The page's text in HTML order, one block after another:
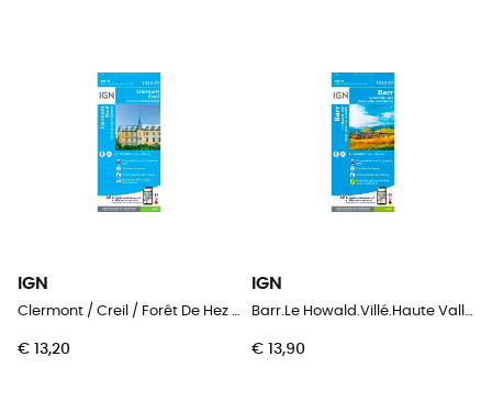
IGN
Clermont / Creil / Forêt De Hez / Froidmont
€ 13,20
IGN
Barr.Le Howald.Villé.Haute Vallée De La Bruche
€ 13,90